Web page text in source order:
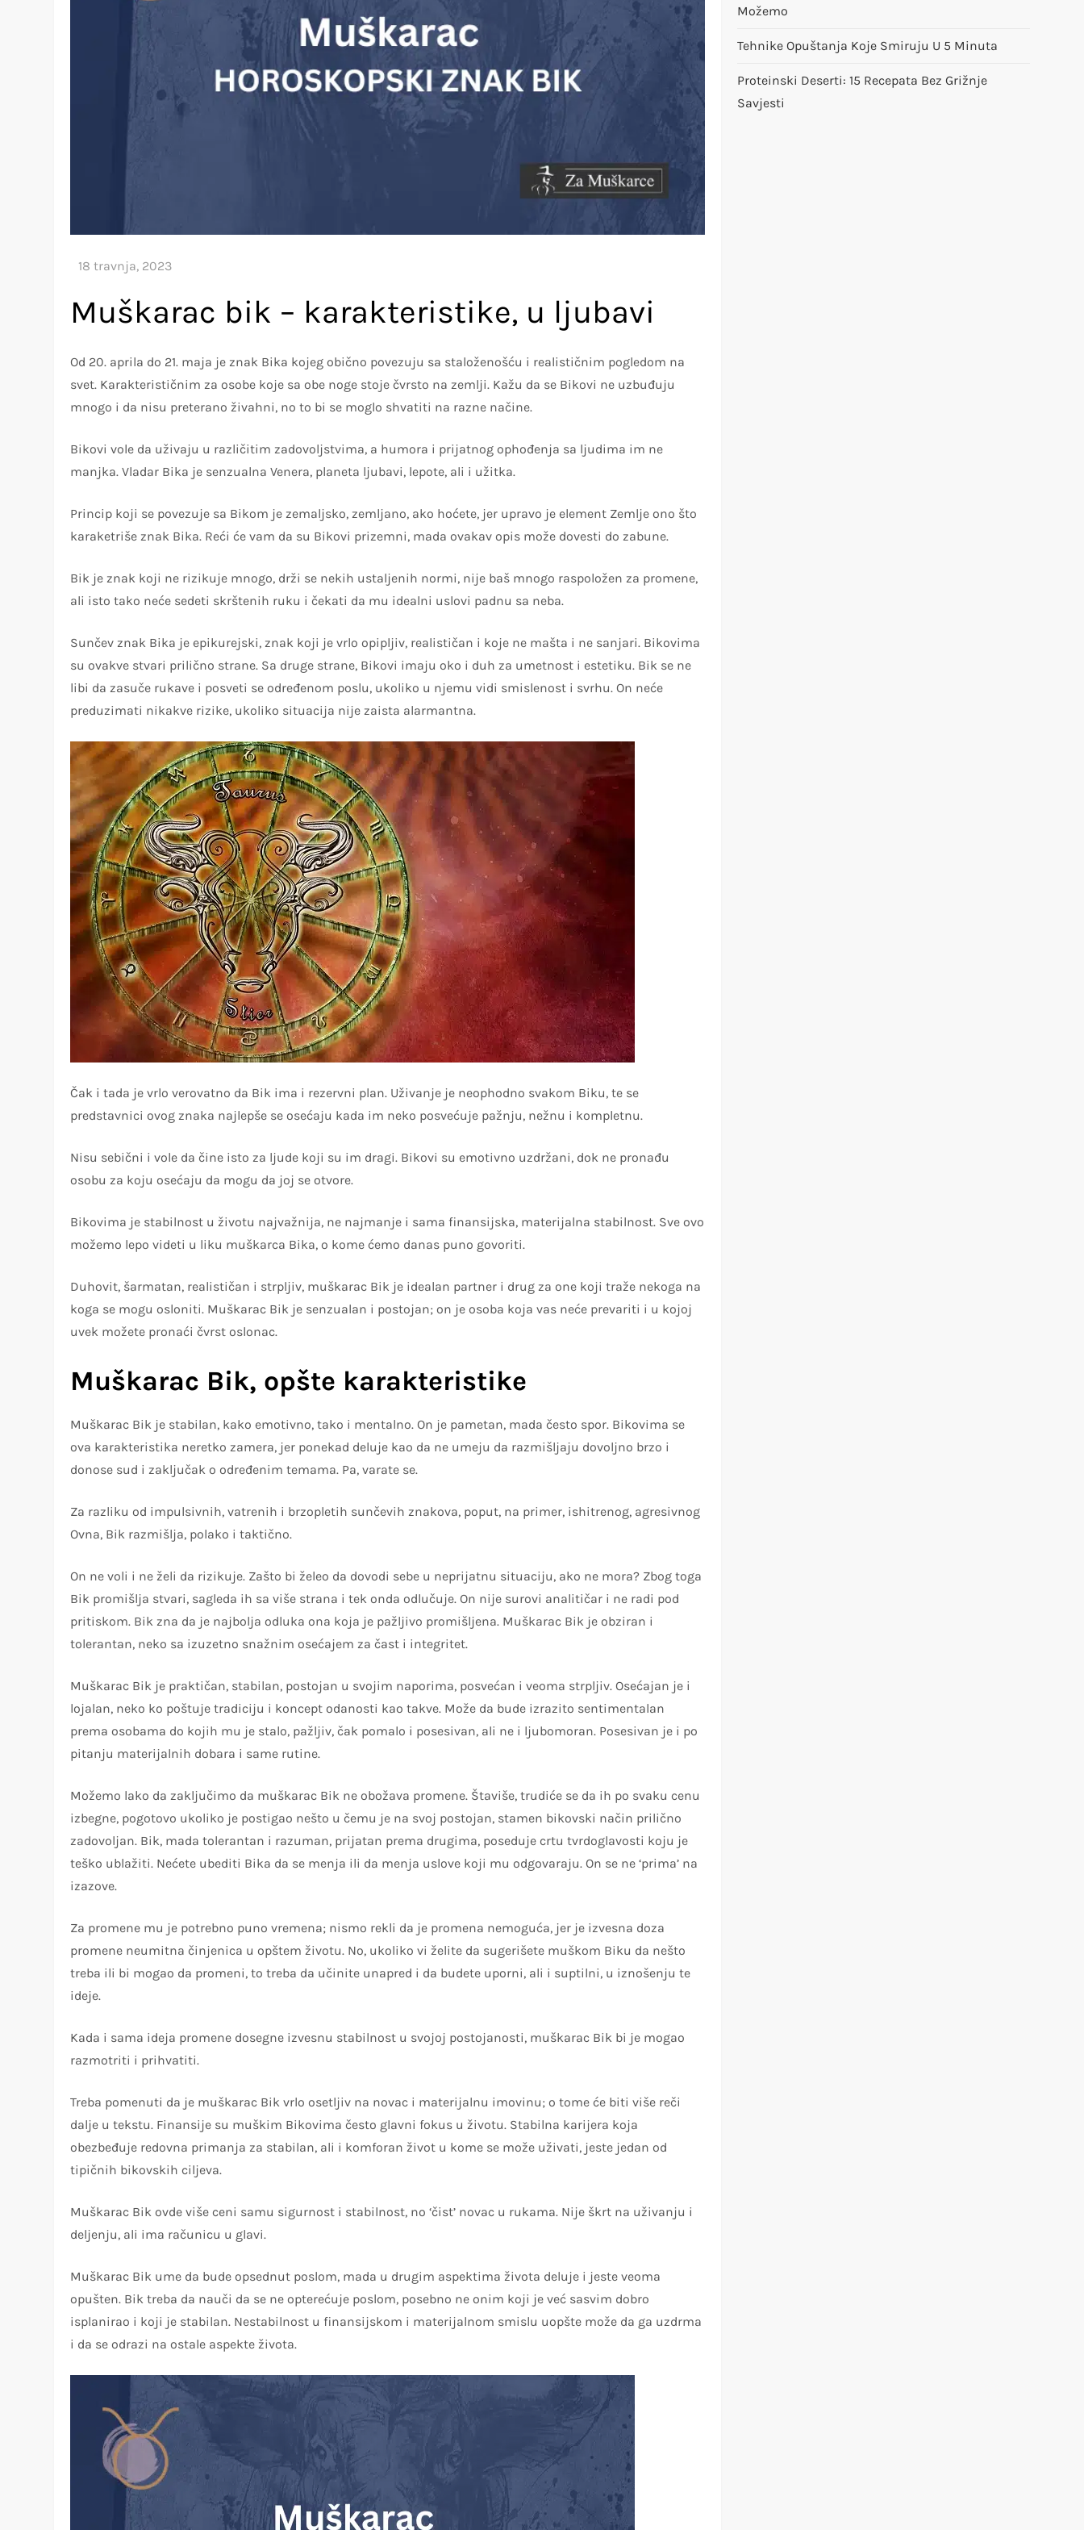
Muškarac bik – karakteristike, u ljubavi
Od 20. aprila do 21. maja je znak Bika kojeg obično povezuju sa staloženošću i realističnim pogledom na
svet. Karakterističnim za osobe koje sa obe noge stoje čvrsto na zemlji. Kažu da se Bikovi ne uzbuđuju
mnogo i da nisu preterano živahni, no to bi se moglo shvatiti na razne načine.
Bikovi vole da uživaju u različitim zadovoljstvima, a humora i prijatnog ophođenja sa ljudima im ne
manjka. Vladar Bika je senzualna Venera, planeta ljubavi, lepote, ali i užitka.
Princip koji se povezuje sa Bikom je zemaljsko, zemljano, ako hoćete, jer upravo je element Zemlje ono što
karaketriše znak Bika. Reći će vam da su Bikovi prizemni, mada ovakav opis može dovesti do zabune.
Bik je znak koji ne rizikuje mnogo, drži se nekih ustaljenih normi, nije baš mnogo raspoložen za promene,
ali isto tako neće sedeti skrštenih ruku i čekati da mu idealni uslovi padnu sa neba.
Sunčev znak Bika je epikurejski, znak koji je vrlo opipljiv, realističan i koje ne mašta i ne sanjari. Bikovima
su ovakve stvari prilično strane. Sa druge strane, Bikovi imaju oko i duh za umetnost i estetiku. Bik se ne
libi da zasuče rukave i posveti se određenom poslu, ukoliko u njemu vidi smislenost i svrhu. On neće
preduzimati nikakve rizike, ukoliko situacija nije zaista alarmantna.
Čak i tada je vrlo verovatno da Bik ima i rezervni plan. Uživanje je neophodno svakom Biku, te se
predstavnici ovog znaka najlepše se osećaju kada im neko posvećuje pažnju, nežnu i kompletnu.
Nisu sebični i vole da čine isto za ljude koji su im dragi. Bikovi su emotivno uzdržani, dok ne pronađu
osobu za koju osećaju da mogu da joj se otvore.
Bikovima je stabilnost u životu najvažnija, ne najmanje i sama finansijska, materijalna stabilnost. Sve ovo
možemo lepo videti u liku muškarca Bika, o kome ćemo danas puno govoriti.
Duhovit, šarmatan, realističan i strpljiv, muškarac Bik je idealan partner i drug za one koji traže nekoga na
koga se mogu osloniti. Muškarac Bik je senzualan i postojan; on je osoba koja vas neće prevariti i u kojoj
uvek možete pronaći čvrst oslonac.
Muškarac Bik, opšte karakteristike
Muškarac Bik je stabilan, kako emotivno, tako i mentalno. On je pametan, mada često spor. Bikovima se
ova karakteristika neretko zamera, jer ponekad deluje kao da ne umeju da razmišljaju dovoljno brzo i
donose sud i zaključak o određenim temama. Pa, varate se.
Za razliku od impulsivnih, vatrenih i brzopletih sunčevih znakova, poput, na primer, ishitrenog, agresivnog
Ovna, Bik razmišlja, polako i taktično.
On ne voli i ne želi da rizikuje. Zašto bi želeo da dovodi sebe u neprijatnu situaciju, ako ne mora? Zbog toga
Bik promišlja stvari, sagleda ih sa više strana i tek onda odlučuje. On nije surovi analitičar i ne radi pod
pritiskom. Bik zna da je najbolja odluka ona koja je pažljivo promišljena. Muškarac Bik je obziran i
tolerantan, neko sa izuzetno snažnim osećajem za čast i integritet.
Muškarac Bik je praktičan, stabilan, postojan u svojim naporima, posvećan i veoma strpljiv. Osećajan je i
lojalan, neko ko poštuje tradiciju i koncept odanosti kao takve. Može da bude izrazito sentimentalan
prema osobama do kojih mu je stalo, pažljiv, čak pomalo i posesivan, ali ne i ljubomoran. Posesivan je i po
pitanju materijalnih dobara i same rutine.
Možemo lako da zaključimo da muškarac Bik ne obožava promene. Štaviše, trudiće se da ih po svaku cenu
izbegne, pogotovo ukoliko je postigao nešto u čemu je na svoj postojan, stamen bikovski način prilično
zadovoljan. Bik, mada tolerantan i razuman, prijatan prema drugima, poseduje crtu tvrdoglavosti koju je
teško ublažiti. Nećete ubediti Bika da se menja ili da menja uslove koji mu odgovaraju. On se ne ‘prima’ na
izazove.
Za promene mu je potrebno puno vremena; nismo rekli da je promena nemoguća, jer je izvesna doza
promene neumitna činjenica u opštem životu. No, ukoliko vi želite da sugerišete muškom Biku da nešto
treba ili bi mogao da promeni, to treba da učinite unapred i da budete uporni, ali i suptilni, u iznošenju te
ideje.
Kada i sama ideja promene dosegne izvesnu stabilnost u svojoj postojanosti, muškarac Bik bi je mogao
razmotriti i prihvatiti.
Treba pomenuti da je muškarac Bik vrlo osetljiv na novac i materijalnu imovinu; o tome će biti više reči
dalje u tekstu. Finansije su muškim Bikovima često glavni fokus u životu. Stabilna karijera koja
obezbeđuje redovna primanja za stabilan, ali i komforan život u kome se može uživati, jeste jedan od
tipičnih bikovskih ciljeva.
Muškarac Bik ovde više ceni samu sigurnost i stabilnost, no ‘čist’ novac u rukama. Nije škrt na uživanju i
deljenju, ali ima računicu u glavi.
Muškarac Bik ume da bude opsednut poslom, mada u drugim aspektima života deluje i jeste veoma
opušten. Bik treba da nauči da se ne opterećuje poslom, posebno ne onim koji je već sasvim dobro
isplanirao i koji je stabilan. Nestabilnost u finansijskom i materijalnom smislu uopšte može da ga uzdrma
i da se odrazi na ostale aspekte života.
Možemo
Tehnike Opuštanja Koje Smiruju U 5 Minuta
Proteinski Deserti: 15 Recepata Bez Grižnje
Savjesti
Top ponude danas!